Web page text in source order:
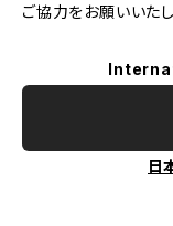
ご協力をお願いいたし
日